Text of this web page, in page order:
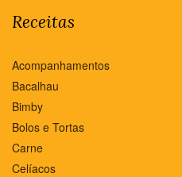
Receitas
Acompanhamentos
Bacalhau
Bimby
Bolos e Tortas
Carne
Celíacos